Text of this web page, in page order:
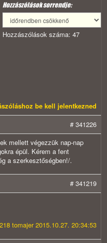
Hozzászólások sorrendje:
Hozzászólások száma: 47
be kell jelentkezned
# 341226
mellett végezzük nap-nap
épül. Kérem a fent
a szerkesztőségben!/.
# 341219
tomajer 2015.10.27. 20:34:53